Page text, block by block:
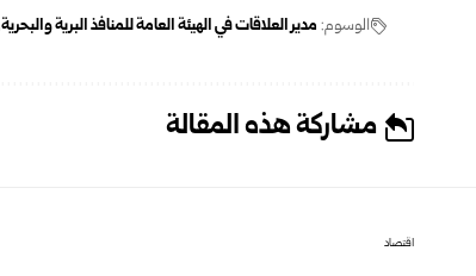
الوسوم: مدير العلاقات في الهيئة العامة للمنافذ البرية والبحرية
مشاركة هذه المقالة
اقتصاد